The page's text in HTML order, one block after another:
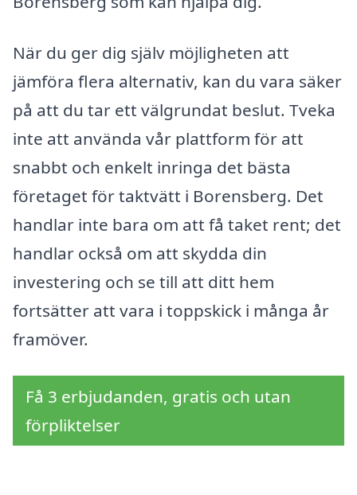
När du ger dig själv möjligheten att
jämföra flera alternativ, kan du vara säker
på att du tar ett välgrundat beslut. Tveka
inte att använda vår plattform för att
snabbt och enkelt inringa det bästa
företaget för taktvätt i Borensberg. Det
handlar inte bara om att få taket rent; det
handlar också om att skydda din
investering och se till att ditt hem
fortsätter att vara i toppskick i många år
framöver.
Få 3 erbjudanden, gratis och utan
förpliktelser